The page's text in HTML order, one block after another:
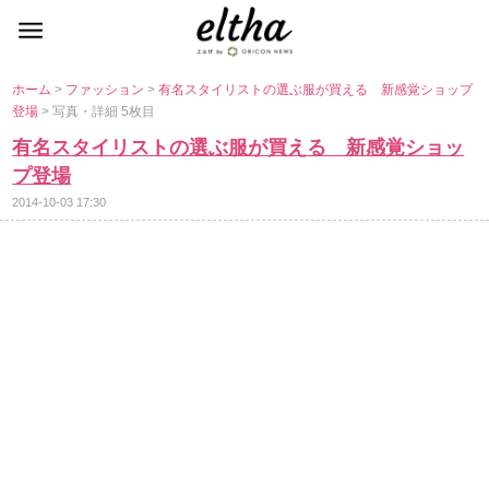
ホーム> ファッション>有名スタイリストの選ぶ服が買える 新感覚ショップ
登場> 写真・詳細 5枚目
有名スタイリストの選ぶ服が買える 新感覚ショッ
プ登場
2014-10-03 17:30